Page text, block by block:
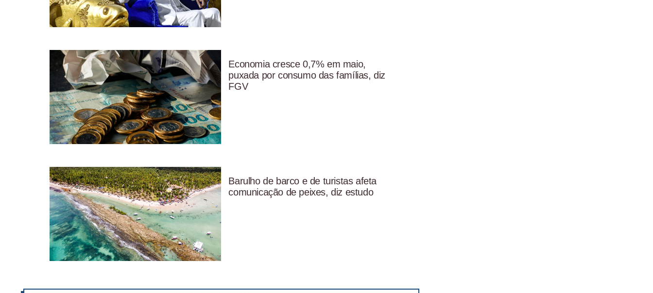
Economia cresce 0,7% em maio,
puxada por consumo das famílias, diz
FGV
Barulho de barco e de turistas afeta
comunicação de peixes, diz estudo